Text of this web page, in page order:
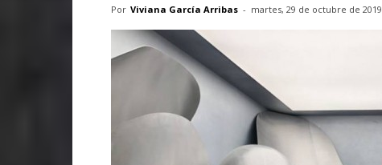
Por Viviana García Arribas - martes, 29 de octubre de 2019